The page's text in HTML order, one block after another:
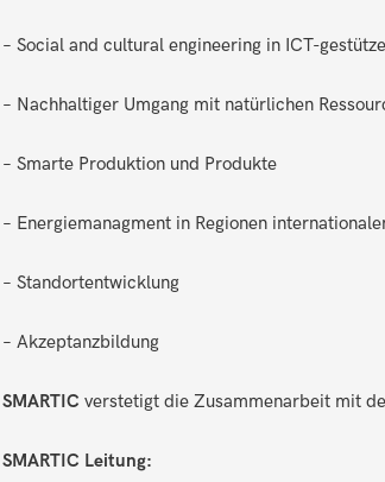
– Social and cultural engineering in ICT-
– Nachhaltiger Umgang mit natürlichen
– Smarte Produktion und Produkte
– Energiemanagment in Regionen
– Standortentwicklung
– Akzeptanzbildung
SMARTIC verstetigt die Zusammenarbeit mit
SMARTIC Leitung: